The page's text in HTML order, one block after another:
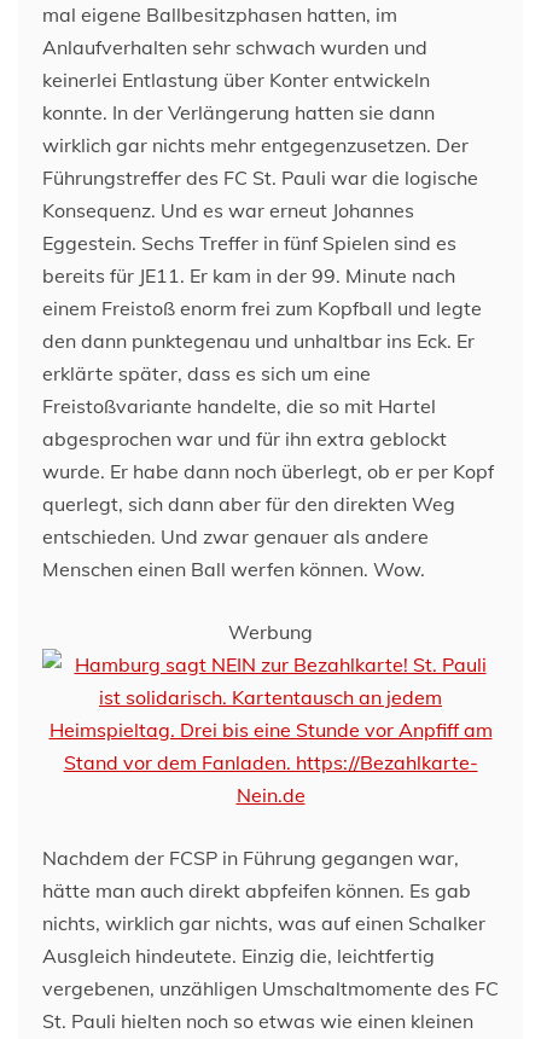
mal eigene Ballbesitzphasen hatten, im
Anlaufverhalten sehr schwach wurden und
keinerlei Entlastung über Konter entwickeln
konnte. In der Verlängerung hatten sie dann
wirklich gar nichts mehr entgegenzusetzen. Der
Führungstreffer des FC St. Pauli war die logische
Konsequenz. Und es war erneut Johannes
Eggestein. Sechs Treffer in fünf Spielen sind es
bereits für JE11. Er kam in der 99. Minute nach
einem Freistoß enorm frei zum Kopfball und legte
den dann punktegenau und unhaltbar ins Eck. Er
erklärte später, dass es sich um eine
Freistoßvariante handelte, die so mit Hartel
abgesprochen war und für ihn extra geblockt
wurde. Er habe dann noch überlegt, ob er per Kopf
querlegt, sich dann aber für den direkten Weg
entschieden. Und zwar genauer als andere
Menschen einen Ball werfen können. Wow.
Werbung
Nachdem der FCSP in Führung gegangen war,
hätte man auch direkt abpfeifen können. Es gab
nichts, wirklich gar nichts, was auf einen Schalker
Ausgleich hindeutete. Einzig die, leichtfertig
vergebenen, unzähligen Umschaltmomente des FC
St. Pauli hielten noch so etwas wie einen kleinen